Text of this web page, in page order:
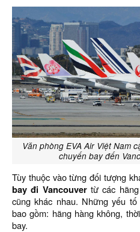
Văn phòng EVA Air Việt Nam
chuyến bay đến
Tùy thuộc vào từng đối tượng
bay đi Vancouvertừ các hãng
cũng khác nhau. Những yếu
bao gồm: hãng hàng không,
bay.